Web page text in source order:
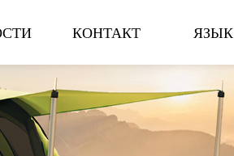
КОНТАКТ ЯЗЫК